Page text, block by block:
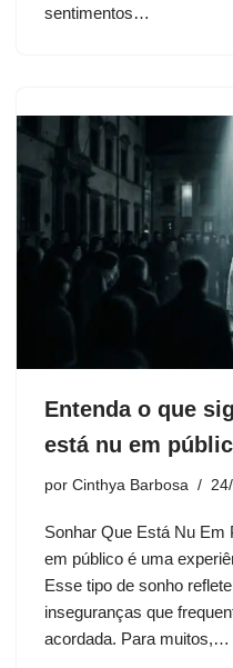
sentimentos…
Entenda o que
está nu em
por Cinthya Barbosa
Sonhar Que Está Nu Em
em público é uma
Esse tipo de sonho
inseguranças que
acordada. Para muitos,…